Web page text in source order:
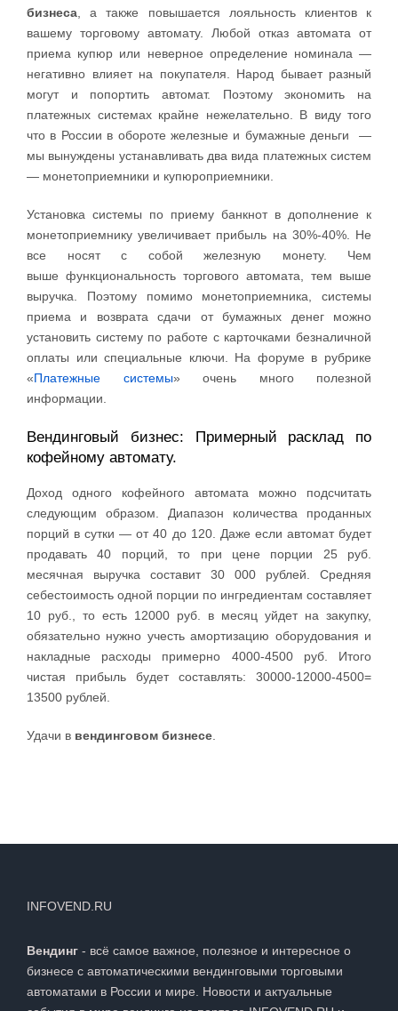
бизнеса , а также повышается лояльность клиентов к
вашему торговому автомату. Любой отказ автомата от
приема купюр или неверное определение номинала —
негативно влияет на покупателя. Народ бывает разный
могут и попортить автомат. Поэтому экономить на
платежных системах крайне нежелательно. В виду того
что в России в обороте железные и бумажные деньги —
мы вынуждены устанавливать два вида платежных систем
— монетоприемники и купюроприемники.
Установка системы по приему банкнот в дополнение к
монетоприемнику увеличивает прибыль на 30%-40%. Не
все носят с собой железную монету. Чем
выше функциональность торгового автомата, тем выше
выручка. Поэтому помимо монетоприемника, системы
приема и возврата сдачи от бумажных денег можно
установить систему по работе с карточками безналичной
оплаты или специальные ключи. На форуме в рубрике
«Платежные системы» очень много полезной
информации.
Вендинговый бизнес: Примерный расклад по
кофейному автомату.
Доход одного кофейного автомата можно подсчитать
следующим образом. Диапазон количества проданных
порций в сутки — от 40 до 120. Даже если автомат будет
продавать 40 порций, то при цене порции 25 руб.
месячная выручка составит 30 000 рублей. Средняя
себестоимость одной порции по ингредиентам составляет
10 руб., то есть 12000 руб. в месяц уйдет на закупку,
обязательно нужно учесть амортизацию оборудования и
накладные расходы примерно 4000-4500 руб. Итого
чистая прибыль будет составлять: 30000-12000-4500=
13500 рублей.
Удачи в вендинговом бизнесе
INFOVEND.RU
Вендинг - всё самое важное, полезное и интересное о
бизнесе с автоматическими вендинговыми торговыми
автоматами в России и мире. Новости и актуальные